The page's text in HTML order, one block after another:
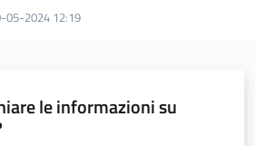
05-2024 12:19
le informazioni su